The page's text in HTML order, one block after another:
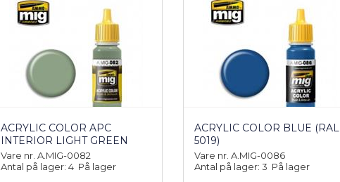
ACRYLIC COLOR APC
INTERIOR LIGHT GREEN
Vare nr. A.MIG-0082
Antal på lager: 4 På lager
ACRYLIC COLOR BLUE (RAL
5019)
Vare nr. A.MIG-0086
Antal på lager: 3 På lager